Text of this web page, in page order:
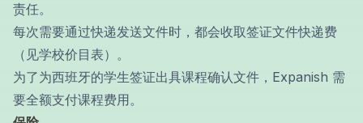
责任。
每次需要通过快递发送文件时，都会收取签证文件快递费
（见学校价目表）。
为了为西班牙的学生签证出具课程确认文件，Expanish 需
要全额支付课程费用。